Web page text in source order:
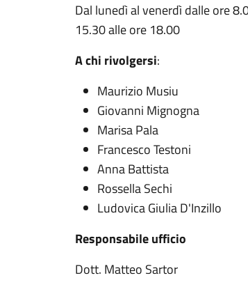
Dal lunedì al venerdì dalle ore
15.30 alle ore 18.00
A chi rivolgersi:
Maurizio Musiu
Giovanni Mignogna
Marisa Pala
Francesco Testoni
Anna Battista
Rossella Sechi
Ludovica Giulia D'Inzillo
Responsabile ufficio
Dott. Matteo Sartor